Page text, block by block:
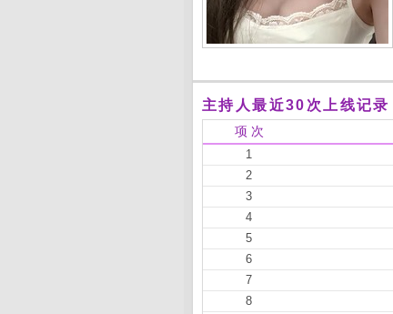
主持人最近30次上线记录
项 次
1
2
3
4
5
6
7
8